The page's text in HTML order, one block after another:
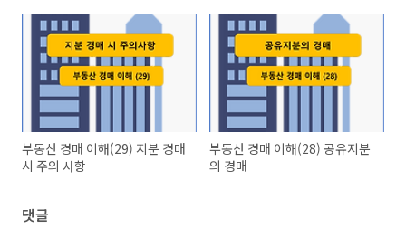
부동산 경매 이해(29) 지분 경매
시 주의 사항
부동산 경매 이해(28) 공유지분
의 경매
댓글